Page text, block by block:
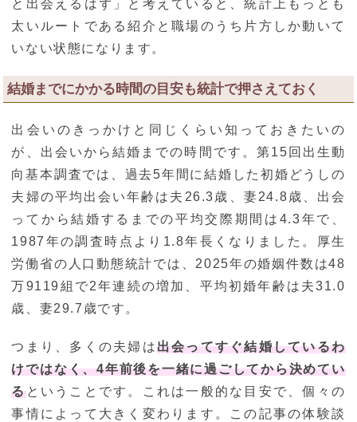
と出会えるはず」と考えていると、統計上もっとも
太いルートである紹介と職場のうち片方しか動いて
いない状態になります。
結婚までにかかる時間の目安も統計で押さえておく
出会いのきっかけと同じくらい知っておきたいの
が、出会いから結婚までの時間です。第15回出生動
向基本調査では、過去5年間に結婚した初婚どうしの
夫婦の平均出会い年齢は夫26.3歳、妻24.8歳、出会
ってから結婚するまでの平均交際期間は4.3年で、
1987年の調査時点より1.8年長くなりました。厚生
労働省の人口動態統計では、2025年の婚姻件数は48
万9119組で2年連続の増加、平均初婚年齢は夫31.0
歳、妻29.7歳です。
つまり、多くの夫婦は出会ってすぐ結婚しているわ
けではなく、4年前後を一緒に過ごしてから決めてい
るということです。これは一般的な目安で、個々の
事情によって大きく変わります。この記事の体験談